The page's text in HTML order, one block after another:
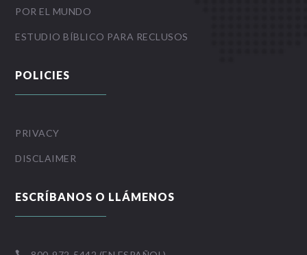
POR EL MUNDO
ESTUDIO BÍBLICO PARA RECLUSOS
POLICIES
PRIVACY
DISCLAIMER
ESCRÍBANOS O LLÁMENOS